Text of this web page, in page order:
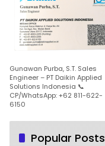
Gunawan Purba, S.T. Sales
Engineer – PT Daikin Applied
Solutions Indonesia 📞
CP/WhatsApp: +62 811-622-
6150
Popular Posts